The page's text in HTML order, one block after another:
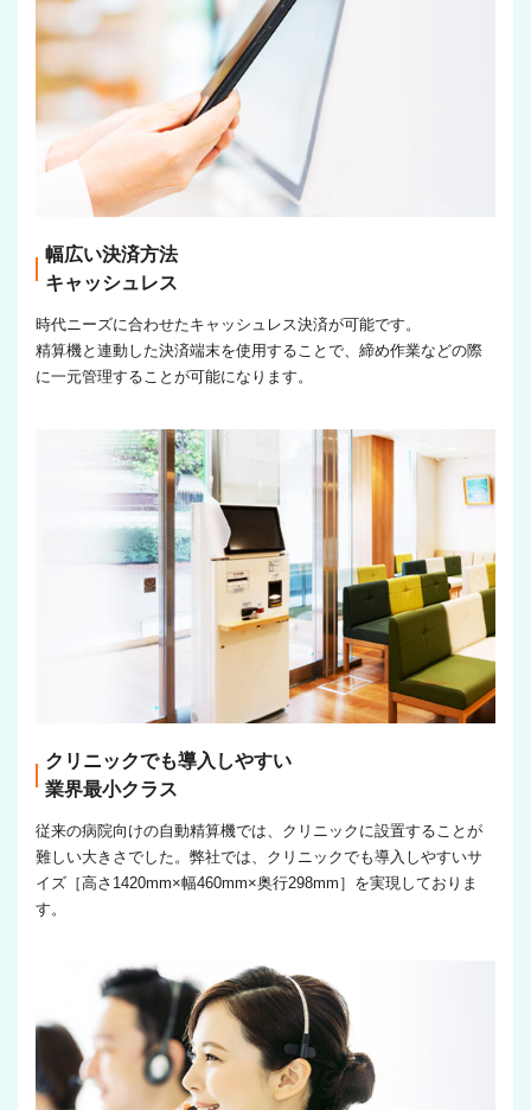
幅広い決済方法
キャッシュレス
時代ニーズに合わせたキャッシュレス決済が可能です。
精算機と連動した決済端末を使用することで、締め作業などの際
に一元管理することが可能になります。
クリニックでも導入しやすい
業界最小クラス
従来の病院向けの自動精算機では、クリニックに設置することが
難しい大きさでした。弊社では、クリニックでも導入しやすいサ
イズ［高さ1420mm×幅460mm×奥行298mm］を実現しておりま
す。